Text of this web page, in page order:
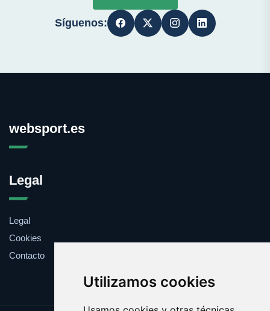
Utilizamos cookies
Síguenos:
websport.es
Legal
Legal
Cookies
Contacto